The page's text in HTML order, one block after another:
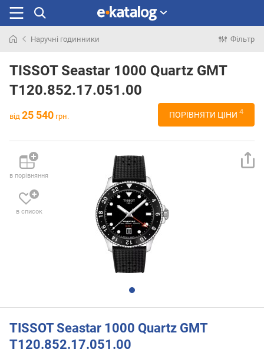
раніше
Наручні годинники Фільтр
TISSOT Seastar 1000 Quartz GMT
T120.852.17.051.00
від 25 540 грн. ПОРІВНЯТИ ЦІНИ 4
в порівняння
в список
TISSOT Seastar 1000 Quartz GMT
T120.852.17.051.00